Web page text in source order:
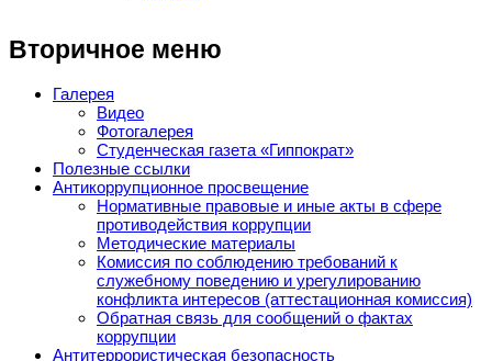
Вторичное меню
Галерея
Видео
Фотогалерея
Студенческая газета «Гиппократ»
Полезные ссылки
Антикоррупционное просвещение
Нормативные правовые и иные акты в сфере
противодействия коррупции
Методические материалы
Комиссия по соблюдению требований к
служебному поведению и урегулированию
конфликта интересов (аттестационная комиссия)
Обратная связь для сообщений о фактах
коррупции
Антитеррористическая безопасность